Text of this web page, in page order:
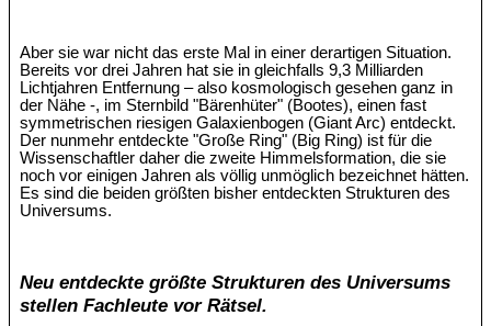
Aber sie war nicht das erste Mal in einer derartigen Situation.
Bereits vor drei Jahren hat sie in gleichfalls 9,3 Milliarden
Lichtjahren Entfernung – also kosmologisch gesehen ganz in
der Nähe -, im Sternbild "Bärenhüter" (Bootes), einen fast
symmetrischen riesigen Galaxienbogen (Giant Arc) entdeckt.
Der nunmehr entdeckte "Große Ring" (Big Ring) ist für die
Wissenschaftler daher die zweite Himmelsformation, die sie
noch vor einigen Jahren als völlig unmöglich bezeichnet hätten.
Es sind die beiden größten bisher entdeckten Strukturen des
Universums.
Neu entdeckte größte Strukturen des Universums
stellen Fachleute vor Rätsel.